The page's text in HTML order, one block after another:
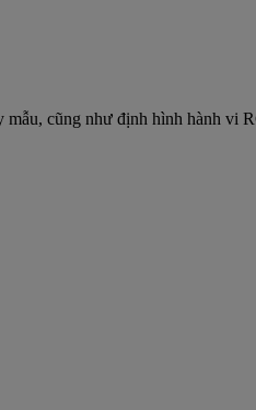
cũng như định hình hành